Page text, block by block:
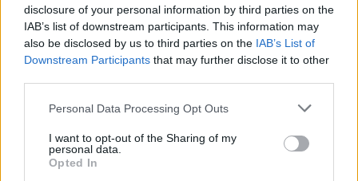
disclosure of your personal information by third parties on the
IAB’s list of downstream participants. This information may
also be disclosed by us to third parties on the IAB’s List of
Downstream Participants that may further disclose it to other
Please note that this website/app uses one or more Google
not limited to your visit or usage behaviour. You may click to
grant or deny consent to Google and its third-party tags to
use your data for below specified purposes in below Google
Personal Data Processing Opt Outs
I want to opt-out of the Sharing of my
personal data.
Opted In
#ÉLETMÓD # UTAZÁS #REPÜLŐ #AIRPORT DAD